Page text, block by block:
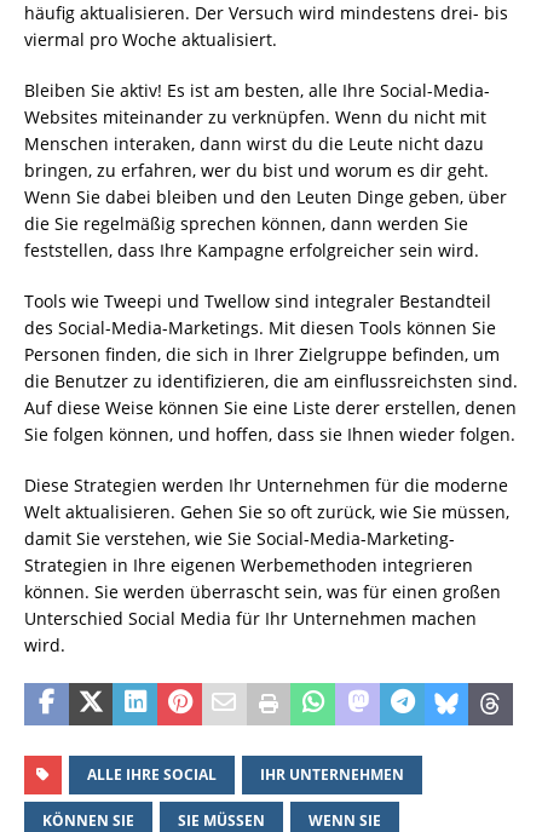
häufig aktualisieren. Der Versuch wird mindestens drei- bis
viermal pro Woche aktualisiert.
Bleiben Sie aktiv! Es ist am besten, alle Ihre Social-Media-
Websites miteinander zu verknüpfen. Wenn du nicht mit
Menschen interaken, dann wirst du die Leute nicht dazu
bringen, zu erfahren, wer du bist und worum es dir geht.
Wenn Sie dabei bleiben und den Leuten Dinge geben, über
die Sie regelmäßig sprechen können, dann werden Sie
feststellen, dass Ihre Kampagne erfolgreicher sein wird.
Tools wie Tweepi und Twellow sind integraler Bestandteil
des Social-Media-Marketings. Mit diesen Tools können Sie
Personen finden, die sich in Ihrer Zielgruppe befinden, um
die Benutzer zu identifizieren, die am einflussreichsten sind.
Auf diese Weise können Sie eine Liste derer erstellen, denen
Sie folgen können, und hoffen, dass sie Ihnen wieder folgen.
Diese Strategien werden Ihr Unternehmen für die moderne
Welt aktualisieren. Gehen Sie so oft zurück, wie Sie müssen,
damit Sie verstehen, wie Sie Social-Media-Marketing-
Strategien in Ihre eigenen Werbemethoden integrieren
können. Sie werden überrascht sein, was für einen großen
Unterschied Social Media für Ihr Unternehmen machen
wird.
ALLE IHRE SOCIAL IHR UNTERNEHMEN
KÖNNEN SIE SIE MÜSSEN WENN SIE